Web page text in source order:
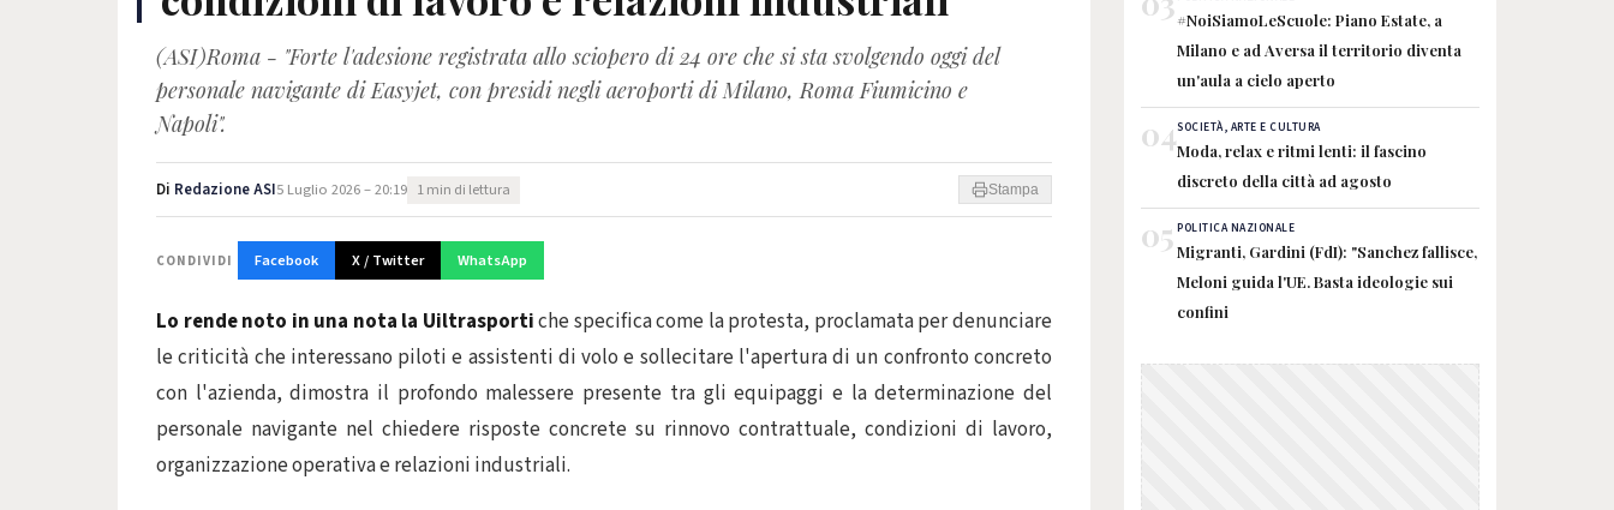
(ASI)Roma - "Forte l'adesione registrata allo sciopero di 24 ore che si sta svolgendo oggi del
personale navigante di Easyjet, con presidi negli aeroporti di Milano, Roma Fiumicino e
Napoli".
Di Redazione ASI5 Luglio 2026 – 20:19 1 min di lettura Stampa
CONDIVIDI Facebook X / Twitter WhatsApp
Lo rende noto in una nota la Uiltrasportiche specifica come la protesta, proclamata per denunciare
le criticità che interessano piloti e assistenti di volo e sollecitare l'apertura di un confronto concreto
con l'azienda, dimostra il profondo malessere presente tra gli equipaggi e la determinazione del
personale navigante nel chiedere risposte concrete su rinnovo contrattuale, condizioni di lavoro,
organizzazione operativa e relazioni industriali.
#NoiSiamoLeScuole: Piano Estate, a
Milano e ad Aversa il territorio diventa
un'aula a cielo aperto
04SOCIETÀ, ARTE E CULTURA
Moda, relax e ritmi lenti: il fascino
discreto della città ad agosto
05 POLITICA NAZIONALE
Migranti, Gardini (FdI): "Sanchez fallisce,
Meloni guida l'UE. Basta ideologie sui
confini